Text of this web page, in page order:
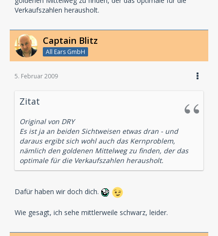
Verkaufszahlen herausholt.
Captain Blitz
All Ears GmbH
5. Februar 2009
Zitat
Original von DRY
Es ist ja an beiden Sichtweisen etwas dran - und
daraus ergibt sich wohl auch das Kernproblem,
nämlich den goldenen Mittelweg zu finden, der das
optimale für die Verkaufszahlen herausholt.
Dafür haben wir doch dich.
Wie gesagt, ich sehe mittlerweile schwarz, leider.